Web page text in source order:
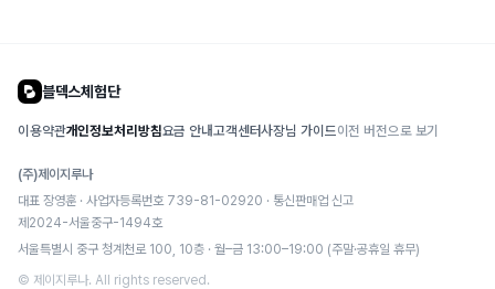
블덱스체험단
이용약관개인정보처리방침요금 안내고객센터사장님 가이드이전 버전으로 보기
(주)제이지루나
대표 장영훈 · 사업자등록번호 739-81-02920 · 통신판매업 신고
제2024-서울중구-1494호
서울특별시 중구 청계천로 100, 10층 · 월–금 13:00–19:00 (주말·공휴일 휴무)
© 제이지루나. All rights reserved.